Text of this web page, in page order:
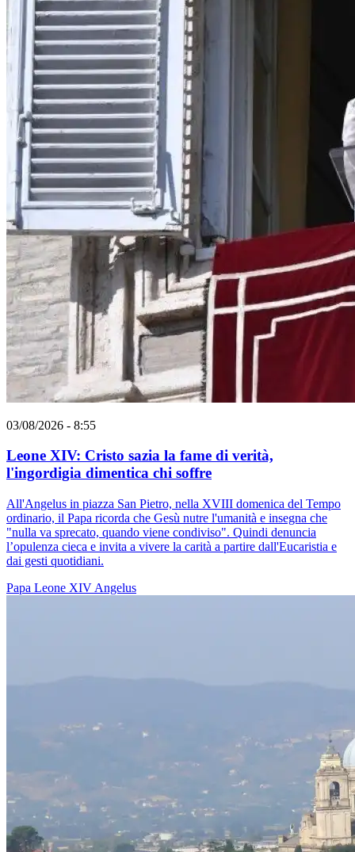
03/08/2026 - 8:55
Leone XIV: Cristo sazia la fame di verità,
l'ingordigia dimentica chi soffre
All'Angelus in piazza San Pietro, nella XVIII domenica del Tempo
ordinario, il Papa ricorda che Gesù nutre l'umanità e insegna che
"nulla va sprecato, quando viene condiviso". Quindi denuncia
l’opulenza cieca e invita a vivere la carità a partire dall'Eucaristia e
dai gesti quotidiani.
Papa Leone XIV Angelus